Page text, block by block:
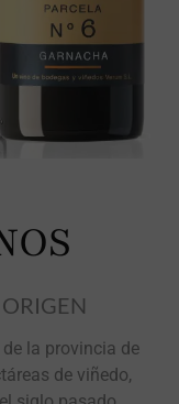
la provincia de
de viñedo,